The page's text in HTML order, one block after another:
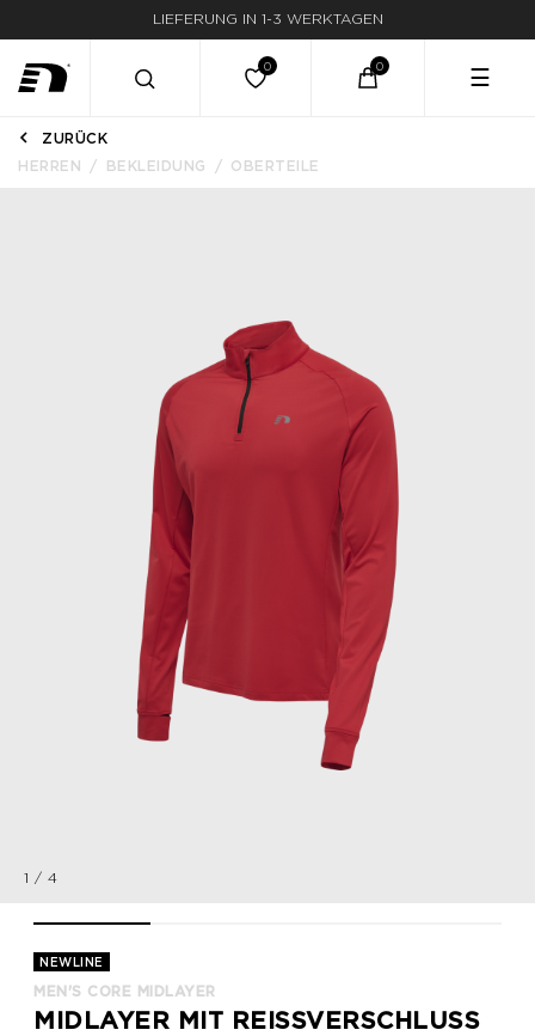
LIEFERUNG IN 1-3 WERKTAGEN
☰
ZURÜCK
HERREN
BEKLEIDUNG OBERTEILE
1 / 4
NEWLINE
MEN'S CORE MIDLAYER
MIDLAYER MIT REISSVERSCHLUSS